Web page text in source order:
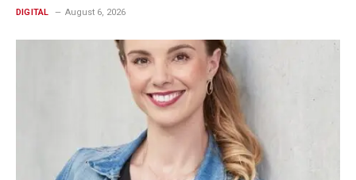
DIGITAL August 6, 2026